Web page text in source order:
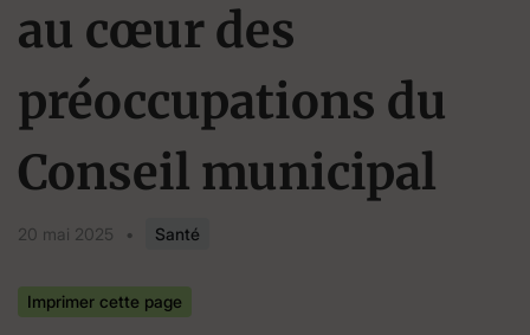
au cœur des
préoccupations du
Conseil municipal
20 mai 2025 • Santé
Imprimer cette page